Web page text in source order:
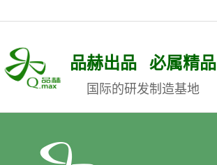
品赫出品 必属精品
国际的研发制造基地